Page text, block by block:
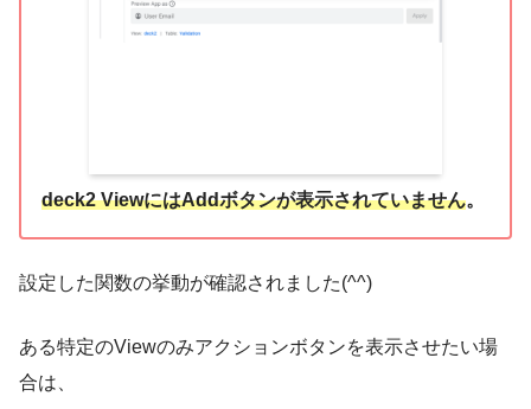
deck2 ViewにはAddボタンが表示されていません。
設定した関数の挙動が確認されました(^^)
ある特定のViewのみアクションボタンを表示させたい場
合は、